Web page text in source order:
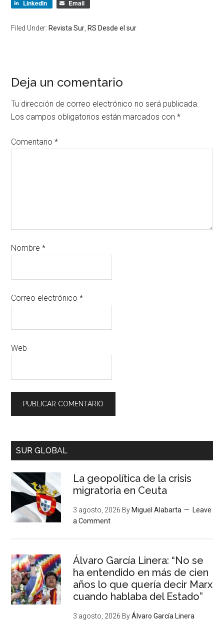
LinkedIn
Email
Filed Under: Revista Sur, RS Desde el sur
Deja un comentario
Tu dirección de correo electrónico no será publicada.
Los campos obligatorios están marcados con*
Comentario*
Nombre*
Correo electrónico*
Web
SUR GLOBAL
La geopolítica de la crisis
migratoria en Ceuta
3 agosto, 2026 By Miguel Alabarta
Leave
a Comment
Álvaro García Linera: “No se
ha entendido en más de cien
años lo que quería decir Marx
cuando hablaba del Estado”
3 agosto, 2026 ByÁlvaro García Linera